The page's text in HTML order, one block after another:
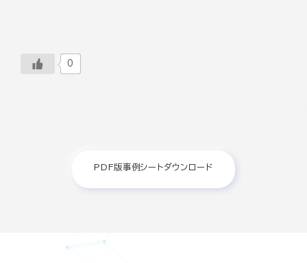
0
PDF版事例シートダウンロード